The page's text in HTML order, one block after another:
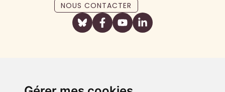
NOUS CONTACTER